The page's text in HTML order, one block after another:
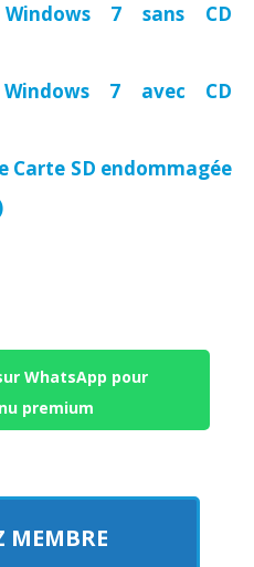
7 sans CD
7 avec CD
Carte SD endommagée
WhatsApp pour
premium
MEMBRE